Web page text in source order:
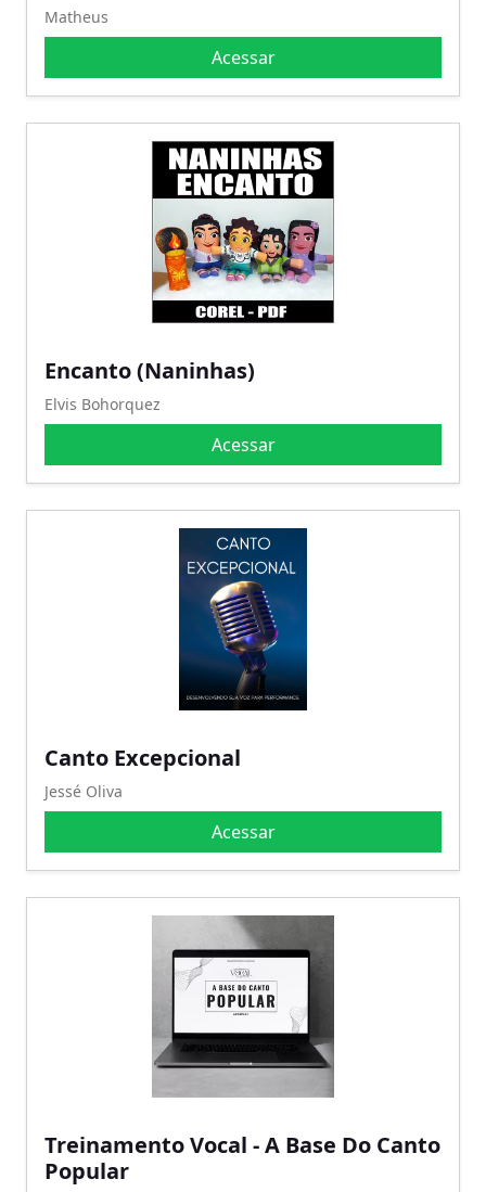
Matheus
Acessar
Encanto (Naninhas)
Elvis Bohorquez
Acessar
Canto Excepcional
Jessé Oliva
Acessar
Treinamento Vocal - A Base Do Canto
Popular